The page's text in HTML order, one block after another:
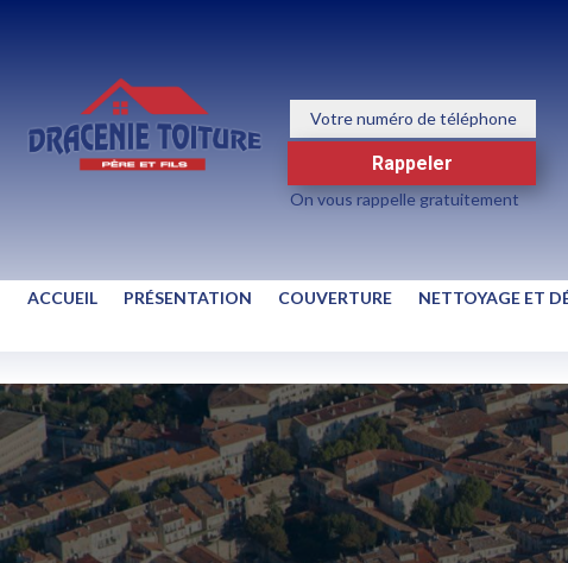
Rappeler
On vous rappelle gratuitement
ACCUEIL PRÉSENTATION COUVERTURE NETTOYAGE ET